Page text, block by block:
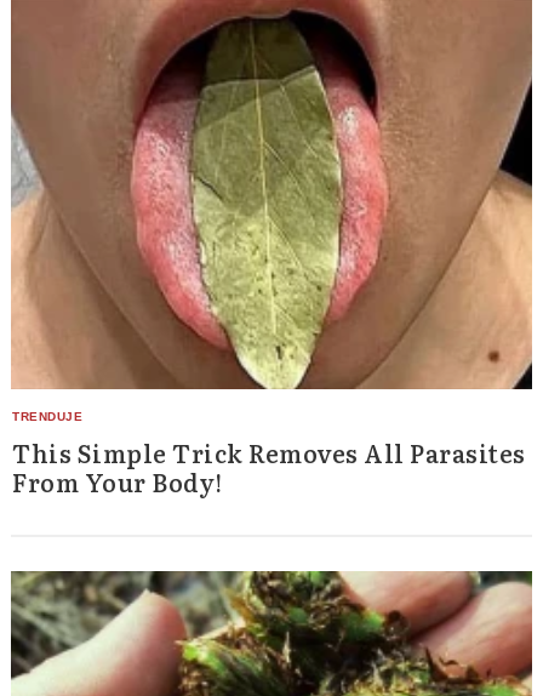
This Simple Trick Removes All Parasites
From Your Body!